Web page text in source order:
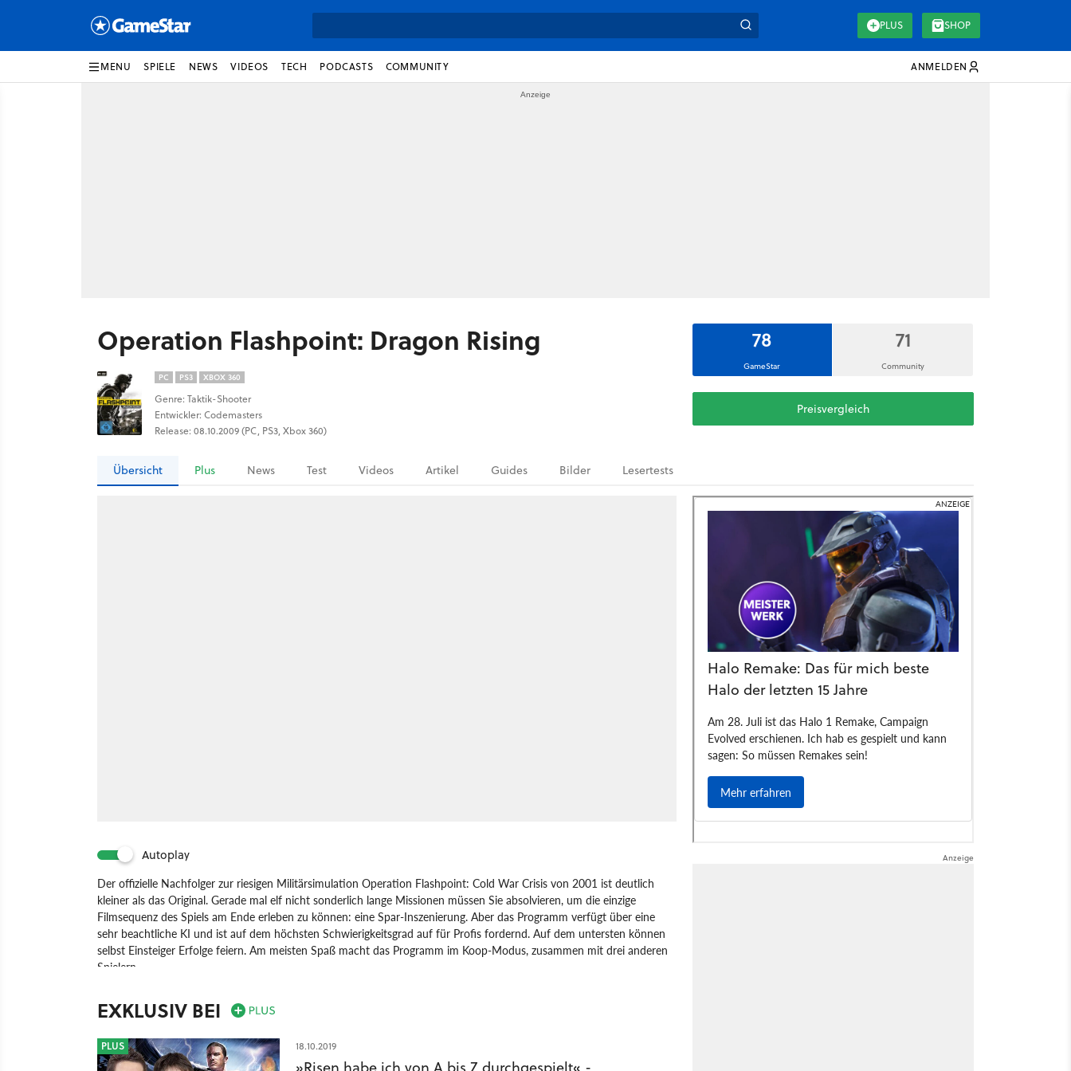
PLUS SHOP
MENU SPIELE NEWS VIDEOS TECH PODCASTS COMMUNITY ANMELDEN
Operation Flashpoint: Dragon Rising
PC PS3 XBOX 360
Genre: Taktik-Shooter
Entwickler: Codemasters
Release: 08.10.2009 (PC, PS3, Xbox 360)
78
GameStar
71
Community
Preisvergleich
Übersicht Plus News Test Videos Artikel Guides Bilder Lesertests
Autoplay
Der offizielle Nachfolger zur riesigen Militärsimulation Operation Flashpoint: Cold War Crisis von 2001 ist deutlich
kleiner als das Original. Gerade mal elf nicht sonderlich lange Missionen müssen Sie absolvieren, um die einzige
Filmsequenz des Spiels am Ende erleben zu können: eine Spar-Inszenierung. Aber das Programm verfügt über eine
sehr beachtliche KI und ist auf dem höchsten Schwierigkeitsgrad auf für Profis fordernd. Auf dem untersten können
selbst Einsteiger Erfolge feiern. Am meisten Spaß macht das Programm im Koop-Modus, zusammen mit drei anderen
Spielern.
EXKLUSIV BEI
PLUS 18.10.2019